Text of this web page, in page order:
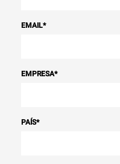
EMAIL*
EMPRESA*
PAÍS*